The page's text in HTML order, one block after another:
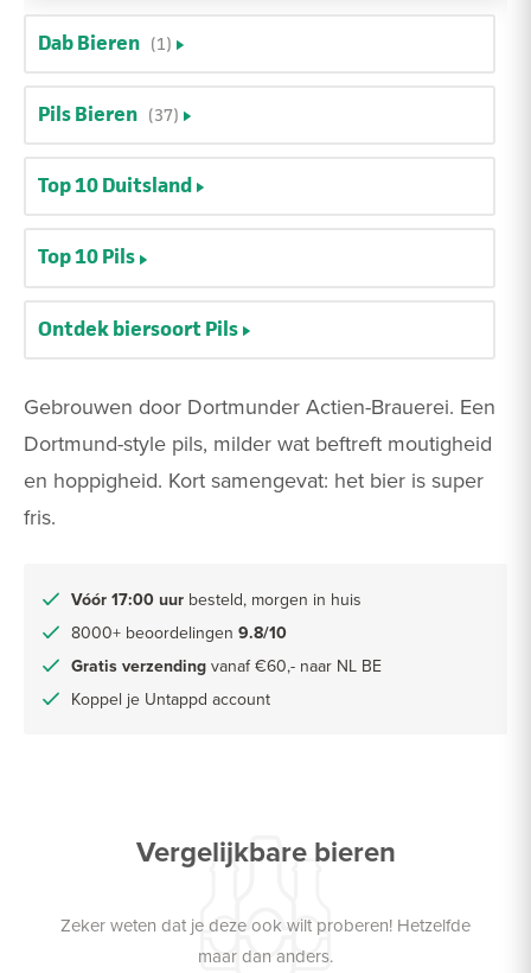
Gebrouwen door Dortmunder Actien-Brauerei. Een
Dortmund-style pils, milder wat beftreft moutigheid
en hoppigheid. Kort samengevat: het bier is super
fris.
Vóór 17:00 uur besteld, morgen in huis
8000+ beoordelingen 9.8/10
Gratis verzending vanaf €60,- naar NL BE
Koppel je Untappd account
Dab Bieren (1)
Pils Bieren (37)
Top 10 Duitsland
Top 10 Pils
Ontdek biersoort Pils
Vergelijkbare bieren
Zeker weten dat je deze ook wilt proberen! Hetzelfde
maar dan anders.